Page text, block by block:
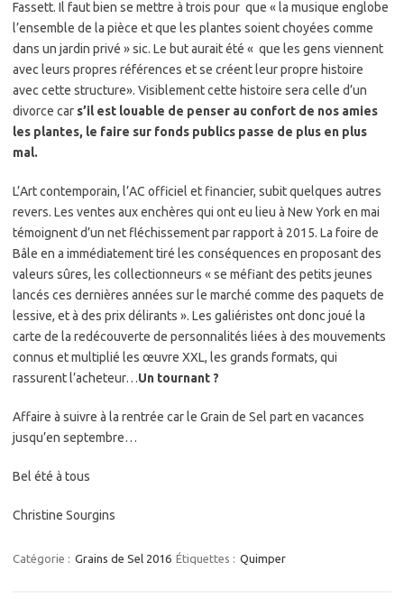
Fassett. Il faut bien se mettre à trois pour que « la musique englobe
l’ensemble de la pièce et que les plantes soient choyées comme
dans un jardin privé » sic. Le but aurait été « que les gens viennent
avec leurs propres références et se créent leur propre histoire
avec cette structure». Visiblement cette histoire sera celle d’un
divorce car s’il est louable de penser au confort de nos amies
les plantes, le faire sur fonds publics passe de plus en plus
mal.
L’Art contemporain, l’AC officiel et financier, subit quelques autres
revers. Les ventes aux enchères qui ont eu lieu à New York en mai
témoignent d’un net fléchissement par rapport à 2015. La foire de
Bâle en a immédiatement tiré les conséquences en proposant des
valeurs sûres, les collectionneurs « se méfiant des petits jeunes
lancés ces dernières années sur le marché comme des paquets de
lessive, et à des prix délirants ». Les galiéristes ont donc joué la
carte de la redécouverte de personnalités liées à des mouvements
connus et multiplié les œuvre XXL, les grands formats, qui
rassurent l’acheteur…Un tournant ?
Affaire à suivre à la rentrée car le Grain de Sel part en vacances
jusqu’en septembre…
Bel été à tous
Christine Sourgins
Catégorie : Grains de Sel 2016 Étiquettes : Quimper